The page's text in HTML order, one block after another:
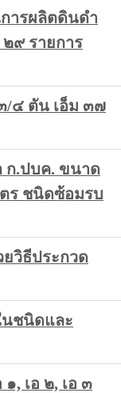
ารผลิตดินดำ
๙ รายการ
/๔ ตัน เอ็ม ๓๗
ก.ปบค. ขนาด
ร ชนิดซ้อมรบ
วิธีประกวด
นชนิดและ
, เอ ๒, เอ ๓